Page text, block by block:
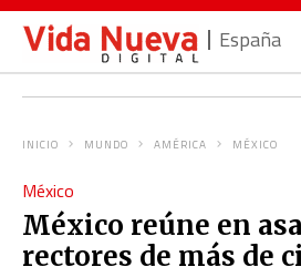
España
INICIO MUNDO AMÉRICA MÉXICO
México
México reúne en
rectores de más de